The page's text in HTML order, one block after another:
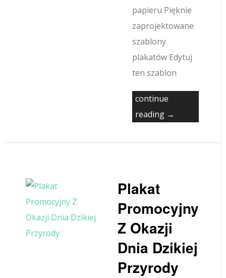
papieru Pięknie
zaprojektowane
szablony
plakatów Edytuj
ten szablon
continue
reading →
Plakat
Promocyjny
Z Okazji
Dnia Dzikiej
Przyrody